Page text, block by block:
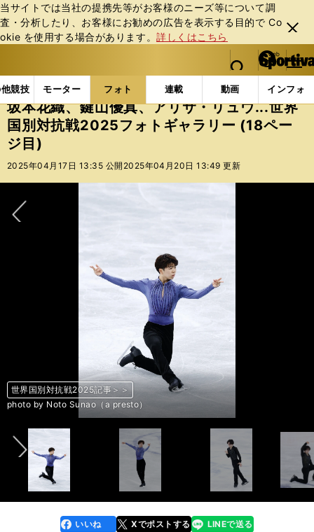
当サイトでは当社の提携先等がお客様のニーズ等について調
査・分析したり、お客様にお勧めの広告を表⽰する⽬的で Co
okie を使⽤する場合があります。詳しくはこちら
閉じ
る
web Sportiva (webスポルティーバ)
検索
マイペ
ー
ジ
メニュ
競技 モーター フォト 連載 動画 インフォ
b
ス
ポ
ル
テ
ー
バ
フォトギャラリー 坂本花織、鍵山優真、アリサ・リ
坂本花織、鍵山優真、アリサ・リュウ...世界
国別対抗戦2025フォトギャラリー (18ペー
ジ目)
2025年04月17日 13:35 公開 2025年04月20日 13:49 更新
世界国別対抗戦2025記事＞＞
photo by Noto Sunao（a presto）
世界国別対抗戦2025記事＞＞
photo by Noto Sunao（a presto）
世界国別対抗戦2025記事＞＞
photo by Noto Sunao（a presto）
世界国別対抗戦2025記事＞＞
photo by Noto Sunao（a presto）
世界国別対抗戦2025記事＞＞
photo by Noto Sunao（a presto）
世界国別対抗戦2025記事＞＞
photo by Noto Sunao（a presto）
世界国別対抗戦2025記事＞＞
photo by Noto Sunao（a presto）
世界国別対抗戦2025記事＞＞
photo by Noto Sunao（a presto）
世界国別対抗戦2025記事＞＞
photo by Noto Sunao（a presto）
世界国別対抗戦2025記事＞＞
photo by Noto Sunao（a presto）
世界国別対抗戦2025記事＞＞
photo by Noto Sunao（a presto）
世界国別対抗戦2025記事＞＞
photo by Noto Sunao（a presto）
世界国別対抗戦2025記事＞＞
photo by Noto Sunao（a presto）
世界国別対抗戦2025記事＞＞
photo by Noto Sunao（a presto）
世界国別対抗戦2025記事＞＞
photo by Noto Sunao（a presto）
世界国別対抗戦2025記事＞＞
photo by Noto Sunao（a presto）
世界国別対抗戦2025記事＞＞
photo by Noto Sunao（a presto）
世界国別対抗戦2025記事＞＞
photo by Noto Sunao（a presto）
世界国別対抗戦2025記事＞＞
photo by Noto Sunao（a presto）
世界国別対抗戦2025記事＞＞
photo by Noto Sunao（a presto）
世界国別対抗戦2025記事＞＞
photo by Noto Sunao（a presto）
世界国別対抗戦2025記事＞＞
photo by Noto Sunao（a presto）
世界国別対抗戦2025記事＞＞
photo by Noto Sunao（a presto）
世界国別対抗戦2025記事＞＞
photo by Noto Sunao（a presto）
世界国別対抗戦2025記事＞＞
photo by Noto Sunao（a presto）
世界国別対抗戦2025記事＞＞
photo by Noto Sunao（a presto）
世界国別対抗戦2025記事＞＞
photo by Noto Sunao（a presto）
世界国別対抗戦2025記事＞＞
photo by Noto Sunao（a presto）
世界国別対抗戦2025記事＞＞
photo by Noto Sunao（a presto）
世界国別対抗戦2025記事＞＞
photo by Noto Sunao（a presto）
世界国別対抗戦2025記事＞＞
photo by Noto Sunao（a presto）
世界国別対抗戦2025記事＞＞
photo by Noto Sunao（a presto）
世界国別対抗戦2025記事＞＞
photo by Noto Sunao（a presto）
世界国別対抗戦2025記事＞＞
photo by Noto Sunao（a presto）
世界国別対抗戦2025記事＞＞
photo by Noto Sunao（a presto）
世界国別対抗戦2025記事＞＞
photo by Noto Sunao（a presto）
世界国別対抗戦2025記事＞＞
photo by Noto Sunao（a presto）
世界国別対抗戦2025記事＞＞
photo by Noto Sunao（a presto）
世界国別対抗戦2025記事＞＞
photo by Noto Sunao（a presto）
世界国別対抗戦2025記事＞＞
photo by Noto Sunao（a presto）
世界国別対抗戦2025記事＞＞
photo by Noto Sunao（a presto）
世界国別対抗戦2025記事＞＞
photo by Noto Sunao（a presto）
世界国別対抗戦2025記事＞＞
photo by Noto Sunao（a presto）
世界国別対抗戦2025記事＞＞
photo by Noto Sunao（a presto）
世界国別対抗戦2025記事＞＞
photo by Noto Sunao（a presto）
世界国別対抗戦2025記事＞＞
photo by Noto Sunao（a presto）
世界国別対抗戦2025記事＞＞
photo by Noto Sunao（a presto）
世界国別対抗戦2025記事＞＞
photo by Noto Sunao（a presto）
世界国別対抗戦2025記事＞＞
photo by Noto Sunao（a presto）
世界国別対抗戦2025記事＞＞
photo by Noto Sunao（a presto）
前へ
faceboo
k
いいね Xでポストする
line LINEで送る